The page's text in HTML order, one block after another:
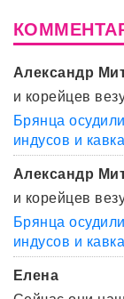
Александр
и корейцев
Брянца
индусов и
Александр
и корейцев
Брянца
индусов и
Елена